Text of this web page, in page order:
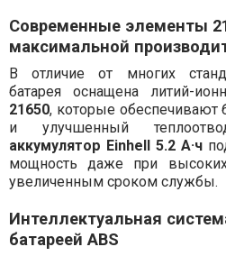
Современные элементы
максимальной
В отличие от многих
батарея оснащена литий-
21650, которые
и улучшенный
аккумулятор Einhell 5.2 А·ч
мощность даже при
увеличенным сроком службы.
Интеллектуальная
батареей ABS